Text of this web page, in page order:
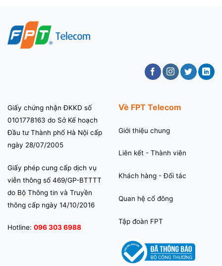
Giấy chứng nhận ĐKKD số
0101778163 do Sở Kế hoạch
Đầu tư Thành phố Hà Nội cấp
ngày 28/07/2005
Giấy phép cung cấp dịch vụ
viễn thông số 469/GP-BTTTT
do Bộ Thông tin và Truyền
thông cấp ngày 14/10/2016
Hotline: 096 303 6988
Về FPT Telecom
Giới thiệu chung
Liên kết - Thành viên
Khách hàng - Đối tác
Quan hệ cổ đông
Tập đoàn FPT